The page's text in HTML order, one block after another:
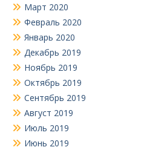
Март 2020
Февраль 2020
Январь 2020
Декабрь 2019
Ноябрь 2019
Октябрь 2019
Сентябрь 2019
Август 2019
Июль 2019
Июнь 2019